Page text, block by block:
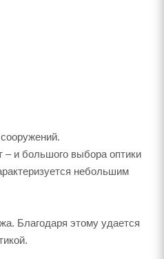
– и большого выбора оптики
небольшим
Благодаря этому удается